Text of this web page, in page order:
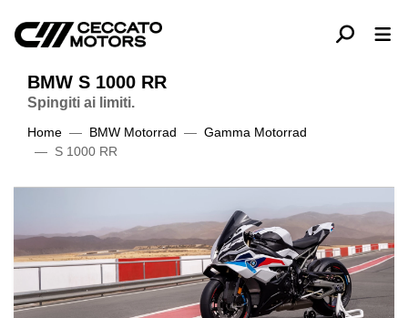
BMW S 1000 RR
Spingiti ai limiti.
Home BMW Motorrad
Gamma Motorrad
S 1000 RR